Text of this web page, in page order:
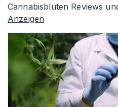
Cannabisblüten Reviews
Anzeigen